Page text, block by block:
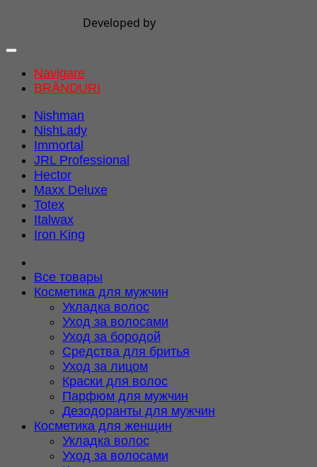
Developed by
Navigare
BRĂNDURI
Nishman
NishLady
Immortal
JRL Professional
Hector
Maxx Deluxe
Totex
Italwax
Iron King
Все товары
Косметика для мужчин
Укладка волос
Уход за волосами
Уход за бородой
Средства для бритья
Уход за лицом
Краски для волос
Парфюм для мужчин
Дезодоранты для мужчин
Косметика для женщин
Укладка волос
Уход за волосами